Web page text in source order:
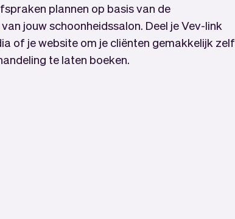
plannen op basis van de
jouw schoonheidssalon. Deel je Vev-link
of je website om je cliënten gemakkelijk zelf
te laten boeken.